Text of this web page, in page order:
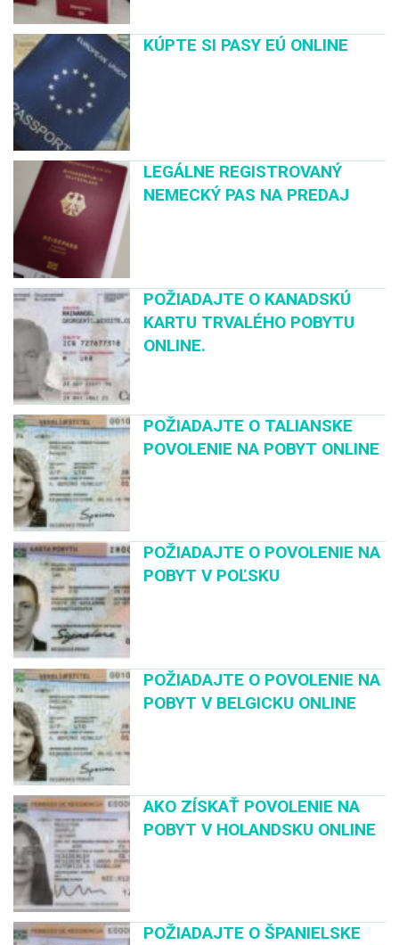
KÚPTE SI PASY EÚ ONLINE
LEGÁLNE REGISTROVANÝ
NEMECKÝ PAS NA PREDAJ
POŽIADAJTE O KANADSKÚ
KARTU TRVALÉHO POBYTU
ONLINE.
POŽIADAJTE O TALIANSKE
POVOLENIE NA POBYT ONLINE
POŽIADAJTE O POVOLENIE NA
POBYT V POĽSKU
POŽIADAJTE O POVOLENIE NA
POBYT V BELGICKU ONLINE
AKO ZÍSKAŤ POVOLENIE NA
POBYT V HOLANDSKU ONLINE
POŽIADAJTE O ŠPANIELSKE